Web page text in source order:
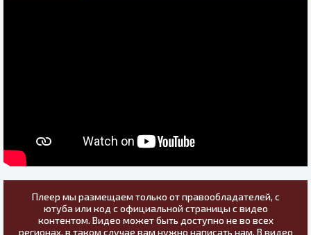
Плеер мы размещаем только от правообладателей, с
ютуба или код с официальной страницы с видео
контентом. Видео может быть доступно не во всех
регионах, в таком случае вам нужно написать нам. В видео